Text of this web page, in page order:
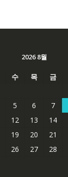
2026 8월
수 목 금
5 6 7
12 13 14
19 20 21
26 27 28